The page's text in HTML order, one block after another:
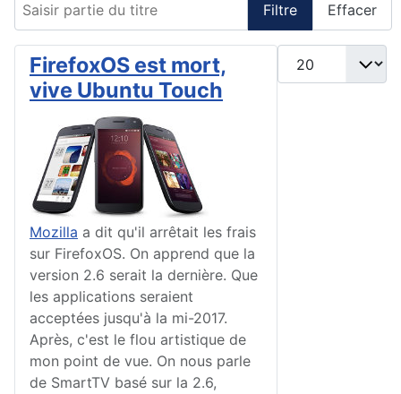
Filtre Effacer
Afficher #
FirefoxOS est mort,
vive Ubuntu Touch
Mozilla a dit qu'il arrêtait les frais
sur FirefoxOS. On apprend que la
version 2.6 serait la dernière. Que
les applications seraient
acceptées jusqu'à la mi-2017.
Après, c'est le flou artistique de
mon point de vue. On nous parle
de SmartTV basé sur la 2.6,